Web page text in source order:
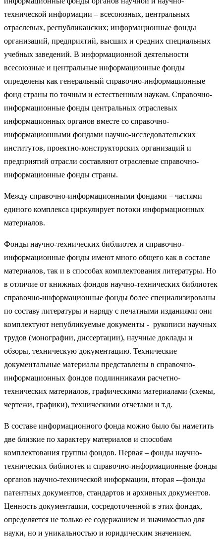
технической информации – всесоюзных, центральных
отраслевых, республиканских; информационные фонды
организаций, предприятий, высших и средних специальных
учебных заведений. В информационной деятельности
всесоюзные и центральные информационные фонды
определены как генеральный справочно-информационные
фонд страны по точным и естественным наукам. Справочно-
информационные фонды центральных отраслевых
информационных органов вместе со справочно-
информационными фондами научно-исследовательских
институтов, проектно-конструкторских организаций и
предприятий отрасли составляют отраслевые справочно-
информационные фонды страны.
Между справочно-информационными фондами – частями
единого комплекса циркулирует потоки информационных
материалов.
Фонды научно-технических библиотек и справочно-
информационные фонды имеют много общего как в составе
материалов, так и в способах комплектования литературы. Но
в отличие от книжных фондов научно-технических библиотек
справочно-информационные фонды более специализированы
по составу литературы и наряду с печатными изданиями они
комплектуют непубликуемые документы - рукописи научных
трудов (монографии, диссертации), научные доклады и
обзоры, техническую документацию. Технические
документальные материалы представлены в справочно-
информационных фондов подлинниками расчетно-
технических материалов, графическими материалами (схемы,
чертежи, графики), техническими отчетами и т.д.
В составе информационного фонда можно было бы наметить
две близкие по характеру материалов и способам
комплектования группы фондов. Первая – фонды научно-
технических библиотек и справочно-информационные фонды
органов научно-технической информации, вторая -–фонды
патентных документов, стандартов и архивных документов.
Ценность документации, сосредоточенной в этих фондах,
определяется не только ее содержанием и значимостью для
науки, но и уникальностью и юридическим значением.